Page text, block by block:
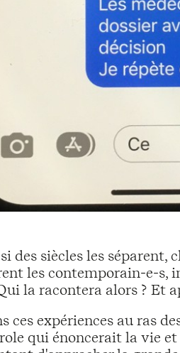
des siècles les séparent,
les contemporain-e-s,
la racontera alors ? Et
ces expériences au ras
qui énoncerait la vie